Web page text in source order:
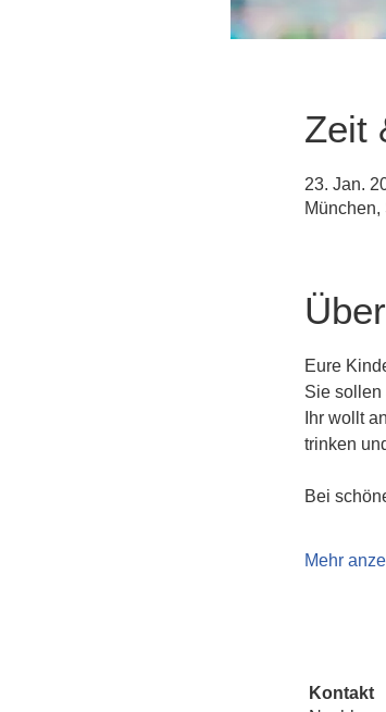
Zeit
23. Jan.
Eure
Sie sollen
Ihr wollt
trinken
Bei
Mehr
Kontakt